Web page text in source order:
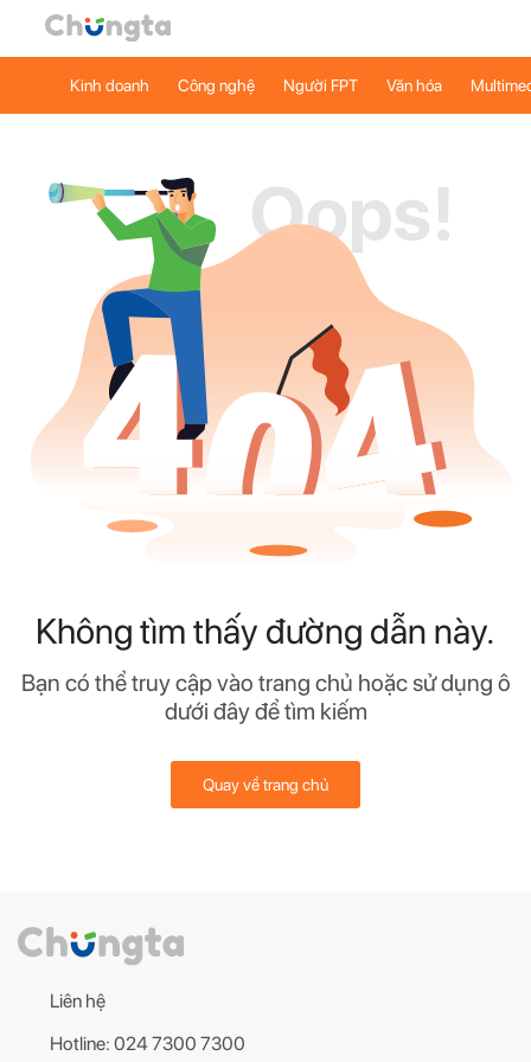
Kinh doanh Công nghệ Người FPT Văn hóa
Không tìm thấy đường dẫn này.
Bạn có thể truy cập vào trang chủ hoặc sử dụng ô
dưới đây để tìm kiếm
Quay về trang chủ
Liên hệ
Hotline: 024 7300 7300